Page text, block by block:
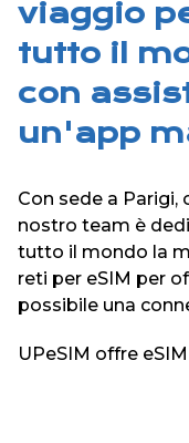
viaggio
tutto il
con
un'app
Con sede a Parigi,
nostro team è
tutto il mondo la
reti per eSIM per
possibile una
UPeSIM offre
applicazioni